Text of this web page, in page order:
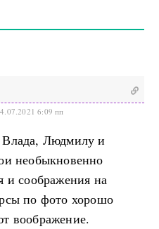
6:09 пп
Людмилу и
необыкновенно
и соображения на
по фото хорошо
воображение.